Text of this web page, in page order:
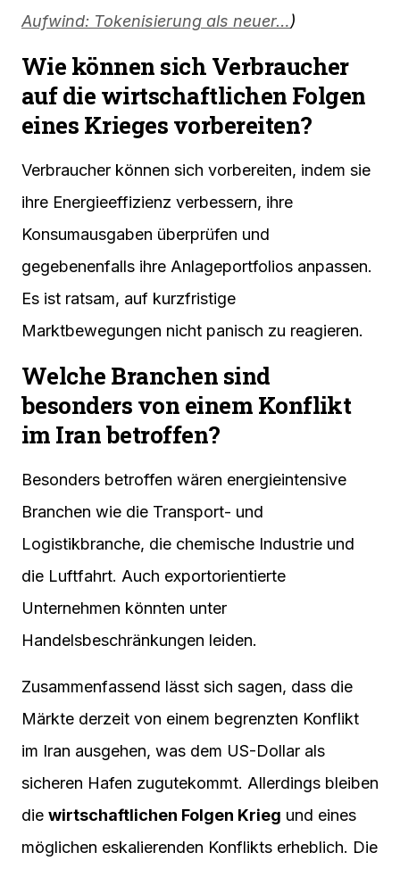
Aufwind: Tokenisierung als neuer…)
Wie können sich Verbraucher
auf die wirtschaftlichen Folgen
eines Krieges vorbereiten?
Verbraucher können sich vorbereiten, indem sie
ihre Energieeffizienz verbessern, ihre
Konsumausgaben überprüfen und
gegebenenfalls ihre Anlageportfolios anpassen.
Es ist ratsam, auf kurzfristige
Marktbewegungen nicht panisch zu reagieren.
Welche Branchen sind
besonders von einem Konflikt
im Iran betroffen?
Besonders betroffen wären energieintensive
Branchen wie die Transport- und
Logistikbranche, die chemische Industrie und
die Luftfahrt. Auch exportorientierte
Unternehmen könnten unter
Handelsbeschränkungen leiden.
Zusammenfassend lässt sich sagen, dass die
Märkte derzeit von einem begrenzten Konflikt
im Iran ausgehen, was dem US-Dollar als
sicheren Hafen zugutekommt. Allerdings bleiben
die wirtschaftlichen Folgen Krieg und eines
möglichen eskalierenden Konflikts erheblich. Die